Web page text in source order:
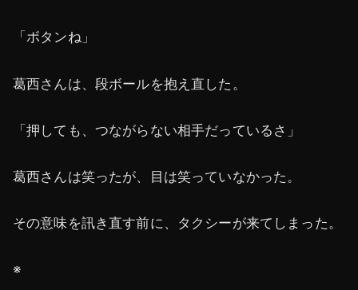
「ボタンね」
葛西さんは、段ボールを抱え直した。
「押しても、つながらない相手だっているさ」
葛西さんは笑ったが、目は笑っていなかった。
その意味を訊き直す前に、タクシーが来てしまった。
※